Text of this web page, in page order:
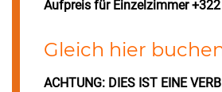
Aufpreis für Einzelzimmer +322
Gleich hier
ACHTUNG: DIES IST EINE